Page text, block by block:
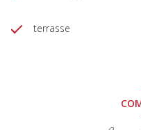
terrasse